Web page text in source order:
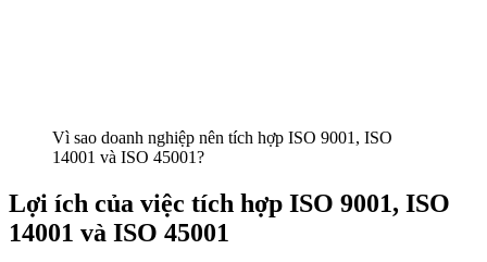
Vì sao doanh nghiệp nên tích hợp ISO 9001, ISO
14001 và ISO 45001?
Lợi ích của việc tích hợp ISO 9001, ISO
14001 và ISO 45001